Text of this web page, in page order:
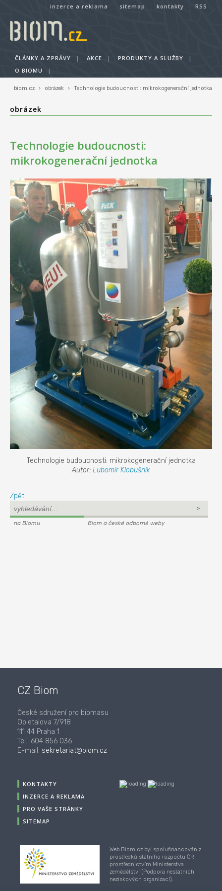
inzerce a reklama sitemap kontakty RSS
ČLÁNKY A ZPRÁVY | AKCE | PRODUKTY A SLUŽBY
|
O BIOMU
|
biom.cz › obrázek › Technologie budoucnosti: mikrokogenerační jednotka
obrázek
Technologie budoucnosti:
mikrokogenerační jednotka
Technologie budoucnosti: mikrokogenerační jednotka
Autor: Lubomír Klobušník
Zpět
na Biomu Biom a české odborné weby
CZ Biom
České sdružení pro biomasu
Opletalova 7/918
111 44 Praha 1
Tel.: 604 856 036
E-mail: sekretariat@biom.cz
KONTAKTY
INZERCE A REKLAMA
PRO VAŠE STRÁNKY
SITEMAP
Web Biom.cz byl spolufinancován z
prostředků státního rozpočtu ČR
prostřednictvím Ministerstva
zemědělství (Podpora nestátních
neziskových organizací).